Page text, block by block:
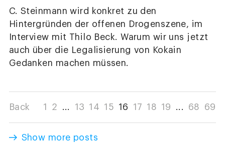
C. Steinmann wird konkret zu den
Hintergründen der offenen Drogenszene, im
Interview mit Thilo Beck. Warum wir uns jetzt
auch über die Legalisierung von Kokain
Gedanken machen müssen.
Back 1 2 ... 13 14 15 16 17 18 19 ... 68 69
Show more posts